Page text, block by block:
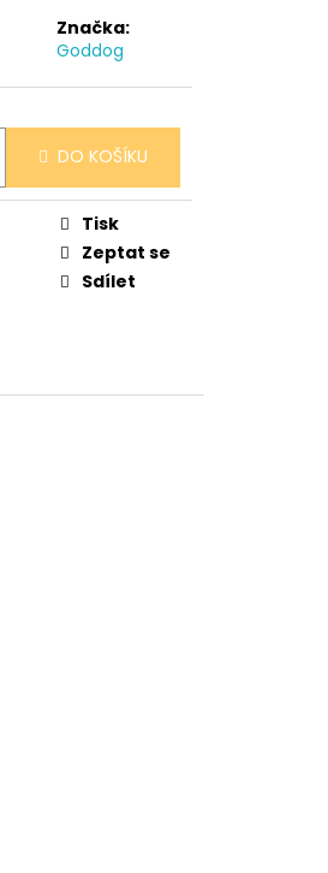
Značka:
Goddog
DO KOŠÍKU
Tisk
Zeptat se
Sdílet